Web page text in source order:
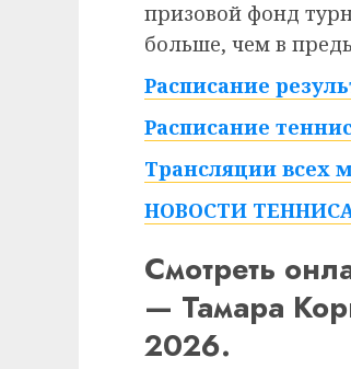
призовой фонд
больше, чем в
Расписание
Расписание
Трансляции всех
НОВОСТИ
Смотреть
— Тамара
2026.